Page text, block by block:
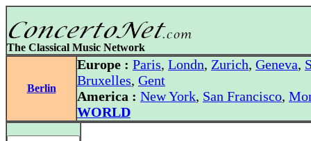
The Classical Music Network
Berlin
Europe : Paris, Londn, Zurich, Geneva,
Bruxelles, Gent
America : New York, San Francisco,
WORLD